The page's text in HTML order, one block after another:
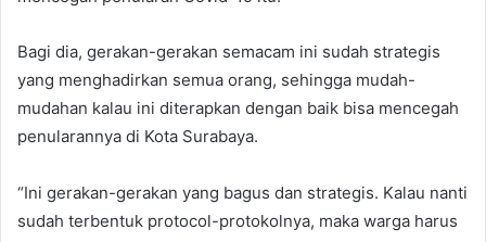
Bagi dia, gerakan-gerakan semacam ini sudah strategis
yang menghadirkan semua orang, sehingga mudah-
mudahan kalau ini diterapkan dengan baik bisa mencegah
penularannya di Kota Surabaya.
“Ini gerakan-gerakan yang bagus dan strategis. Kalau nanti
sudah terbentuk protocol-protokolnya, maka warga harus